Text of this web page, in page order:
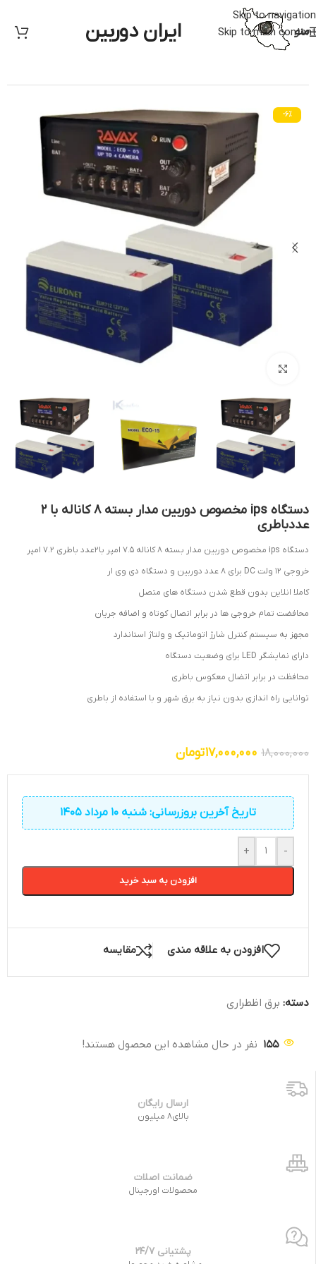
Skip to navigation
Skip to main content
منو ایران دوربین
-6%
دستگاه ips مخصوص دوربین مدار بسته 8 کاناله با 2
عددباطری
دستگاه ips مخصوص دوربین مدار بسته 8 کاناله 7.5 امپر با2عدد باطری 7.2 امپر
خروجی 12 ولت DC برای 8 عدد دوربین و دستگاه دی وی ار
کاملا انلاین بدون قطع شدن دستگاه های متصل
محافضت تمام خروجی ها در برابر اتصال کوتاه و اضافه جریان
مجهز به سیستم کنترل شارژ اتوماتیک و ولتاژ استاندارد
دارای نمایشگر LED برای وضعیت دستگاه
محافظت در برابر اتضال معکوس باطری
توانایی راه اندازی بدون نیاز به برق شهر و با استفاده از باطری
18,000,000
17,000,000تومان
تاریخ آخرین بروزرسانی: شنبه 10 مرداد 1405
-
+
افزودن به سبد خرید
افزودن به علاقه مندی مقایسه
دسته: برق اظطراری
155 نفر در حال مشاهده این محصول هستند!
ارسال رایگان
بالای8 میلیون
ضمانت اصلات
محصولات اورجینال
پشتیانی 24/7